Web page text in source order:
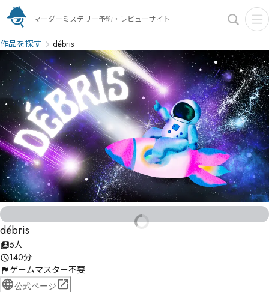
マーダーミステリー予約・レビューサイト
作品を探す débris
débris
5人
140分
ゲームマスター不要
公式ページ